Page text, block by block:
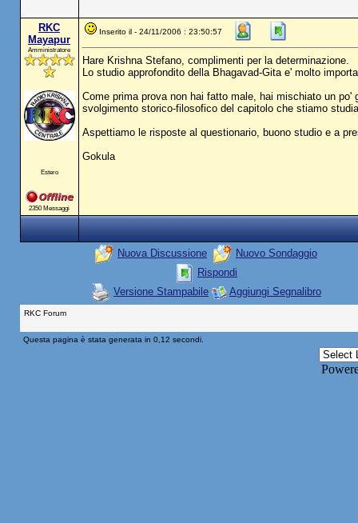
RKC
Mayapur
Amministratore
Estero
2350 Messaggi
Inserito il - 24/11/2006 : 23:50:57
Hare Krishna Stefano, complimenti per la determinazione.
Lo studio approfondito della Bhagavad-Gita e' molto
Come prima prova non hai fatto male, hai mischiato un
svolgimento storico-filosofico del capitolo che stiamo
Aspettiamo le risposte al questionario, buono studio e a
Gokula
Nuova Discussione
Nuovo Sondaggio
Rispondi
Versione Stampabile
Aggiungi Segnalibro
RKC Forum
Questa pagina è stata generata in 0,12 secondi.